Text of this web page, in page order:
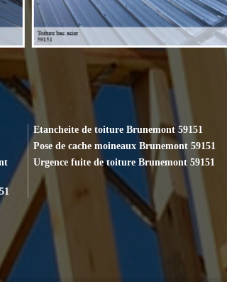
Etancheite de toiture Brunemont 59151
Pose de cache moineaux Brunemont 59151
Urgence fuite de toiture Brunemont 59151